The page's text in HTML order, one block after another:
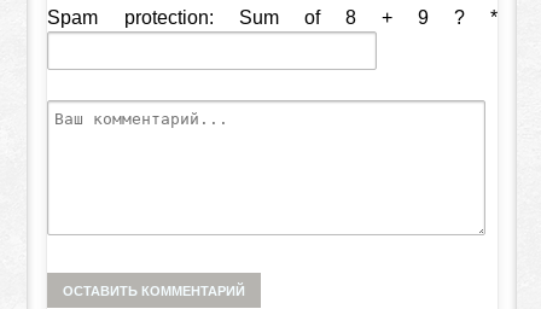
Spam protection: Sum of 8 + 9 ? *